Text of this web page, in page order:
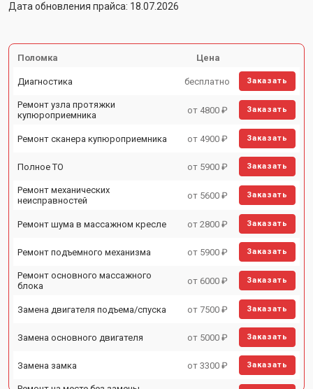
Дата обновления прайса: 18.07.2026
Поломка Цена
Диагностика бесплатно Заказать
Ремонт узла протяжки
купюроприемника
от 4800 ₽ Заказать
Ремонт сканера купюроприемника от 4900 ₽ Заказать
Полное ТО от 5900 ₽ Заказать
Ремонт механических
неисправностей
от 5600 ₽ Заказать
Ремонт шума в массажном кресле от 2800 ₽ Заказать
Ремонт подъемного механизма от 5900 ₽ Заказать
Ремонт основного массажного
блока
от 6000 ₽ Заказать
Замена двигателя подъема/спуска от 7500 ₽ Заказать
Замена основного двигателя от 5000 ₽ Заказать
Замена замка от 3300 ₽ Заказать